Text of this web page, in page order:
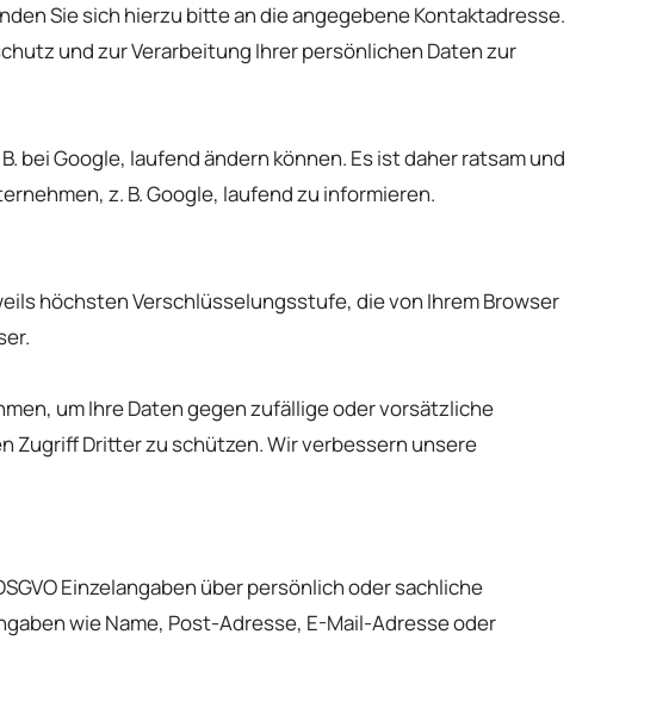
Sie sich hierzu bitte an die angegebene Kontaktadresse.
und zur Verarbeitung Ihrer persönlichen Daten zur
Google, laufend ändern können. Es ist daher ratsam und
z. B. Google, laufend zu informieren.
höchsten Verschlüsselungsstufe, die von Ihrem Browser
um Ihre Daten gegen zufällige oder vorsätzliche
Dritter zu schützen. Wir verbessern unsere
Einzelangaben über persönlich oder sachliche
wie Name, Post-Adresse, E-Mail-Adresse oder